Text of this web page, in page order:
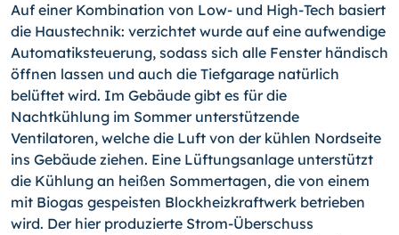
Auf einer Kombination von Low- und High-Tech basiert
die Haustechnik: verzichtet wurde auf eine aufwendige
Automatiksteuerung, sodass sich alle Fenster händisch
öffnen lassen und auch die Tiefgarage natürlich
belüftet wird. Im Gebäude gibt es für die
Nachtkühlung im Sommer unterstützende
Ventilatoren, welche die Luft von der kühlen Nordseite
ins Gebäude ziehen. Eine Lüftungsanlage unterstützt
die Kühlung an heißen Sommertagen, die von einem
mit Biogas gespeisten Blockheizkraftwerk betrieben
wird. Der hier produzierte Strom-Überschuss